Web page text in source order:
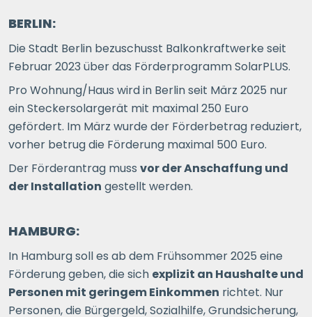
BERLIN:
Die Stadt Berlin bezuschusst Balkonkraftwerke seit
Februar 2023 über das Förderprogramm SolarPLUS.
Pro Wohnung/Haus wird in Berlin seit März 2025 nur
ein Steckersolargerät mit maximal 250 Euro
gefördert. Im März wurde der Förderbetrag reduziert,
vorher betrug die Förderung maximal 500 Euro.
Der Förderantrag muss vor der Anschaffung und
der Installation gestellt werden.
HAMBURG:
In Hamburg soll es ab dem Frühsommer 2025 eine
Förderung geben, die sich explizit an Haushalte und
Personen mit geringem Einkommen richtet. Nur
Personen, die Bürgergeld, Sozialhilfe, Grundsicherung,